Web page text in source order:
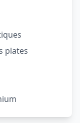
plates